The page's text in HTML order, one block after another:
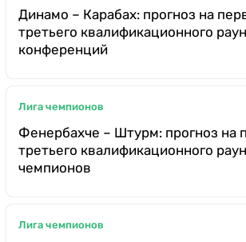
Динамо – Карабах: прогноз на
третьего квалификационного
конференций
Лига чемпионов
Фенербахче – Штурм: прогноз на
третьего квалификационного
чемпионов
Лига чемпионов